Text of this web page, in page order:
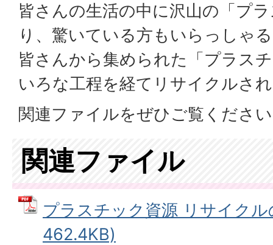
皆さんの生活の中に沢山の「プ
り、驚いている方もいらっしゃ
皆さんから集められた「プラス
いろな工程を経てリサイクルさ
関連ファイルをぜひご覧くださ
関連ファイル
プラスチック資源 リサイク
462.4KB)